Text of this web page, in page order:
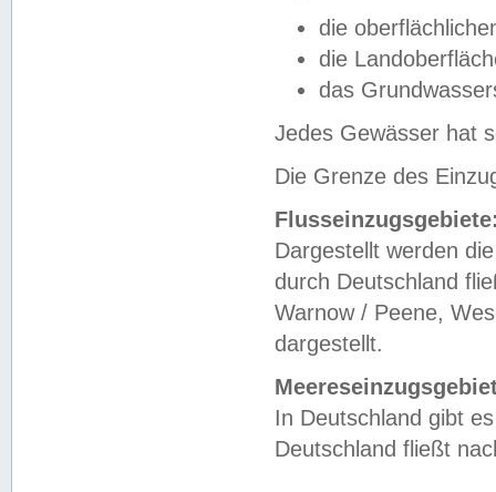
die
die
das
Jedes Gewässer hat
Die Grenze des
Dargestellt werden
durch Deutschland
Warnow / Peene,
dargestellt.
In Deutschland gibt
Deutschland fließt